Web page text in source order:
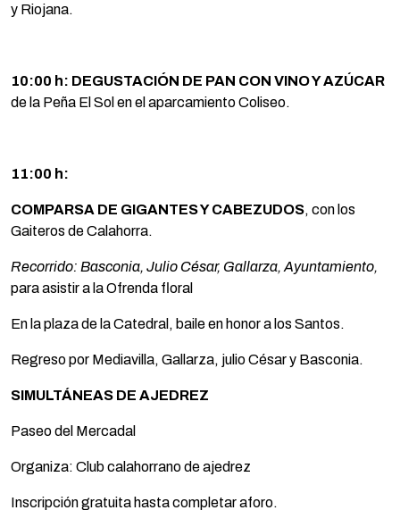
y Riojana.
10:00 h: DEGUSTACIÓN DE PAN CON VINO Y AZÚCAR
de la Peña El Sol en el aparcamiento Coliseo.
11:00 h:
COMPARSA DE GIGANTES Y CABEZUDOS, con los
Gaiteros de Calahorra.
Recorrido: Basconia, Julio César, Gallarza, Ayuntamiento,
para asistir a la Ofrenda floral
En la plaza de la Catedral, baile en honor a los Santos.
Regreso por Mediavilla, Gallarza, julio César y Basconia.
SIMULTÁNEAS DE AJEDREZ
Paseo del Mercadal
Organiza: Club calahorrano de ajedrez
Inscripción gratuita hasta completar aforo.